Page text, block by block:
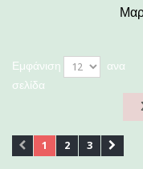
Εμφάνιση
ανα
σελίδα
1 2 3